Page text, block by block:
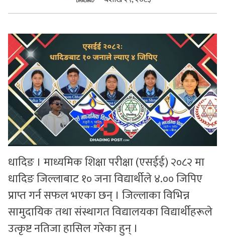
सुचनाहरु
स्वास्थ्य
भिडियो
धादिङ । माध्यमिक शिक्षा परीक्षा (एसईई) २०८२ मा
धादिङ जिल्लाबाट १० जना विद्यार्थीले ४.०० जिपिए
प्राप्त गर्न सफल भएका छन् । जिल्लाका विभिन्न
सामुदायिक तथा संस्थागत विद्यालयका विद्यार्थीहरूले
उत्कृष्ट नतिजा हासिल गरेका हुन् ।